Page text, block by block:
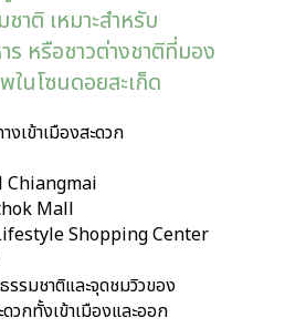
าติ เหมาะสำหรับ
หรือชาวต่างชาติที่มอง
นโซนดอยสะเก็ด
งเข้าเมืองสะดวก
Chiangmai
Mall
Shopping Center
รรมชาติและจุดชมวิวของ
วกทั้งเข้าเมืองและออก